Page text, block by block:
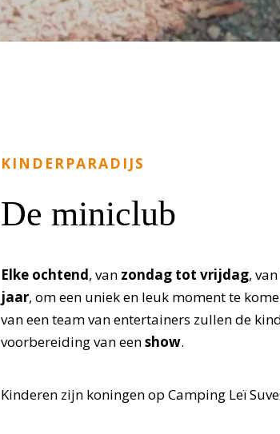
KINDERPARADIJS
De miniclub
Elke ochtend, van zondag tot vrijdag, van
jaar, om een uniek en leuk moment te
van een team van entertainers zullen de
voorbereiding van eenshow.
Kinderen zijn koningen op Camping Leï